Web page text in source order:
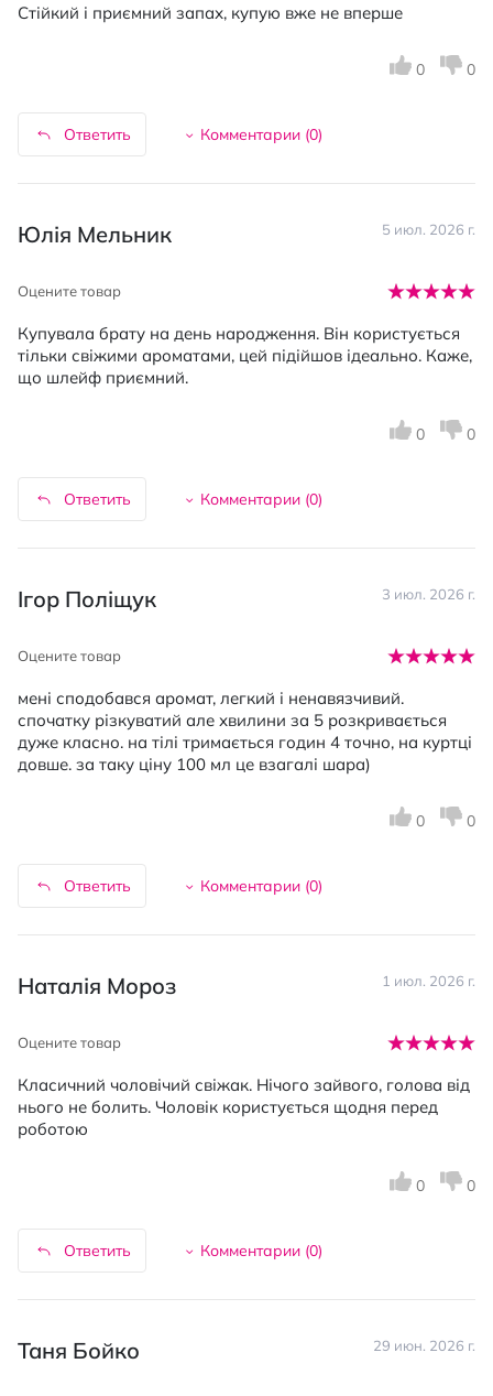
Стійкий і приємний запах, купую вже не вперше
Ответить Комментарии (0)
0 0
Юлія Мельник 5 июл. 2026 г.
Оцените товар
Купувала брату на день народження. Він користується
тільки свіжими ароматами, цей підійшов ідеально. Каже,
що шлейф приємний.
Ответить Комментарии (0)
0 0
Ігор Поліщук 3 июл. 2026 г.
Оцените товар
мені сподобався аромат, легкий і ненавязчивий.
спочатку різкуватий але хвилини за 5 розкривається
дуже класно. на тілі тримається годин 4 точно, на куртці
довше. за таку ціну 100 мл це взагалі шара)
Ответить Комментарии (0)
0 0
Наталія Мороз 1 июл. 2026 г.
Оцените товар
Класичний чоловічий свіжак. Нічого зайвого, голова від
нього не болить. Чоловік користується щодня перед
роботою
Ответить Комментарии (0)
0 0
Таня Бойко 29 июн. 2026 г.